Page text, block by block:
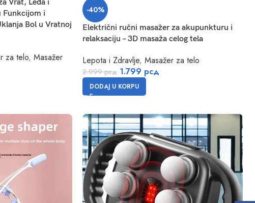
Vrat, Leđa i
Funkcijom i
Bol u Vratnoj
za telo, Masažer
-40%
Električni ručni masažer za akupunkturu i
relaksaciju – 3D masaža celog tela
Lepota i Zdravlje, Masažer za telo
2.999рсд 1.799 рсд
DODAJ U KORPU